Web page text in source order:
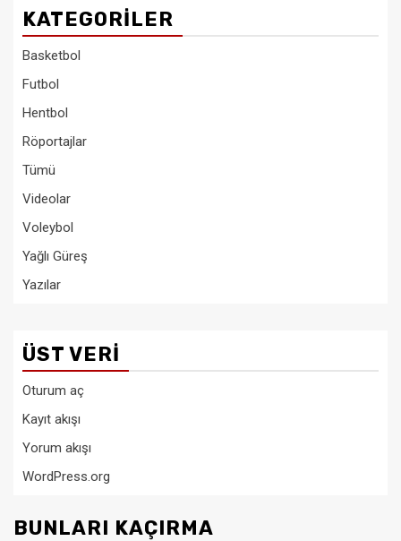
KATEGORILER
Basketbol
Futbol
Hentbol
Röportajlar
Tümü
Videolar
Voleybol
Yağlı Güreş
Yazılar
ÜST VERI
Oturum aç
Kayıt akışı
Yorum akışı
WordPress.org
BUNLARI KAÇIRMA